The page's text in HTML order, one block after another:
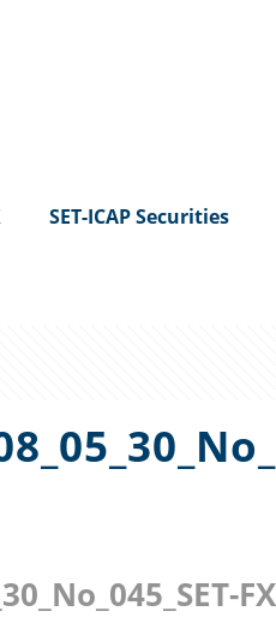
SET-ICAP Securities
FX